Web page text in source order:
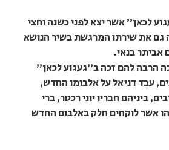
לכאן" אשר יצא לפני כשנה וחצי
גם את שירתו המרגשת בשיר הנושא
אביתר בנאי.
הרבה להם זכה ב"געגוע לכאן"
עבד דניאל על אלבומו החדש,
ביניהם חבריו יוני רכטר, ברי
אשר לוקחים חלק באלבום החדש